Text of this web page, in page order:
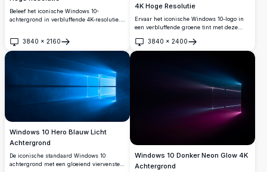
Beleef het iconische Windows 10-
achtergrond in verbluffende 4K-resolutie.
een perspectieftunnel, ontworpen om uw
desktopervaring te verbeteren met
helderheid en diepte.
3840 × 2160
Openen
4K Hoge Resolutie
Ervaar het iconische Windows 10-logo in
een verbluffende groene tint met deze
je desktop te verbeteren met levendige
kleuren en scherpe helderheid, deze
3840 × 2400
Openen
Windows 10 Hero Blauw Licht
Achtergrond
De iconische standaard Windows 10
achtergrond met een gloeiend viervenster
Windows 10 Donker Neon Glow 4K
Achtergrond